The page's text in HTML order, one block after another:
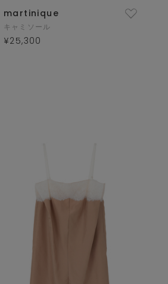
martinique
キャミソール
¥25,300